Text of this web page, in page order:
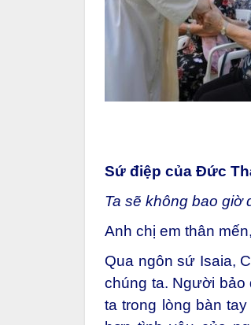
Sứ điệp của Đức
Ta sẽ không bao giờ
Anh chị em thân mến,
Qua ngôn sứ Isaia,
chúng ta. Người bảo
ta trong lòng bàn